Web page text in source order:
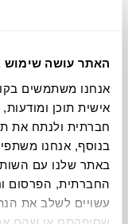
האתר עושה שימוש
אישית תוכן
חברתית ולנתח את
בנוסף, אנחנו
באתר שלנו עם
החברתית, הפרסום
עשויים לשלב את
1+
כורסה HAVANNA SET